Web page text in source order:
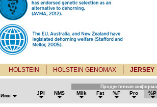
HOLSTEIN HOLSTEIN GENOMAX JERSEY
Продуктивная
Имя JPI NM$ Milk Fat %F Pro %P